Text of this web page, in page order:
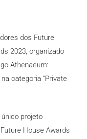
dos Future
2023, organizado
Athenaeum:
categoria “Private
projeto
House Awards